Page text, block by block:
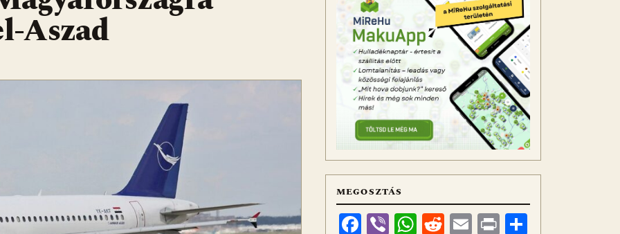
Aszad
MEGOSZTÁS
Facebook
ViberWhatsApp
Reddit
Email
Print